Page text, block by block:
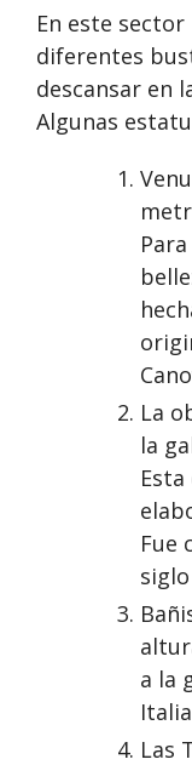
En este
diferentes
descansar en
Algunas
La
la
Fue
siglo
a la
Las